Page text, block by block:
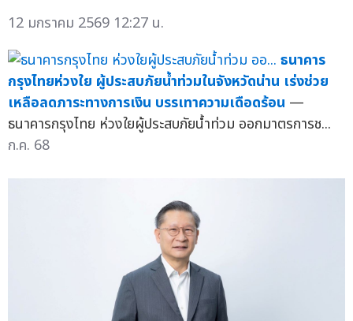
12 มกราคม 2569 12:27 น.
ธนาคาร
กรุงไทยห่วงใย ผู้ประสบภัยน้ำท่วมในจังหวัดน่าน เร่งช่วย
เหลือลดภาระทางการเงิน บรรเทาความเดือดร้อน —
ธนาคารกรุงไทย ห่วงใยผู้ประสบภัยน้ำท่วม ออกมาตรการช...
ก.ค. 68